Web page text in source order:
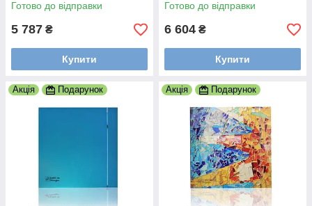
Готово до відправки
5 787 ₴
Купити
Готово до відправки
6 604 ₴
Купити
Акція Подарунок Акція Подарунок